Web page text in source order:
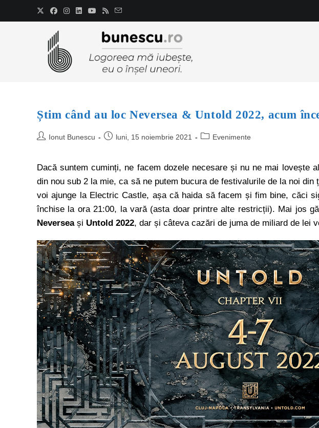
Știm când au loc Neversea & Untold 2022, acum
Ionut Bunescu luni, 15 noiembrie 2021 Evenimente
Dacă suntem cuminți, ne facem dozele necesare și nu ne mai lovește
din nou sub 2 la mie, ca să ne putem bucura de festivalurile de la noi
voi ajunge la Electric Castle, așa că haida să facem și fim bine, căci
închise la ora 21:00, la vară (asta doar printre alte restricții). Mai jos
Neverseași Untold 2022, dar și câteva cazări de juma de miliard de lei